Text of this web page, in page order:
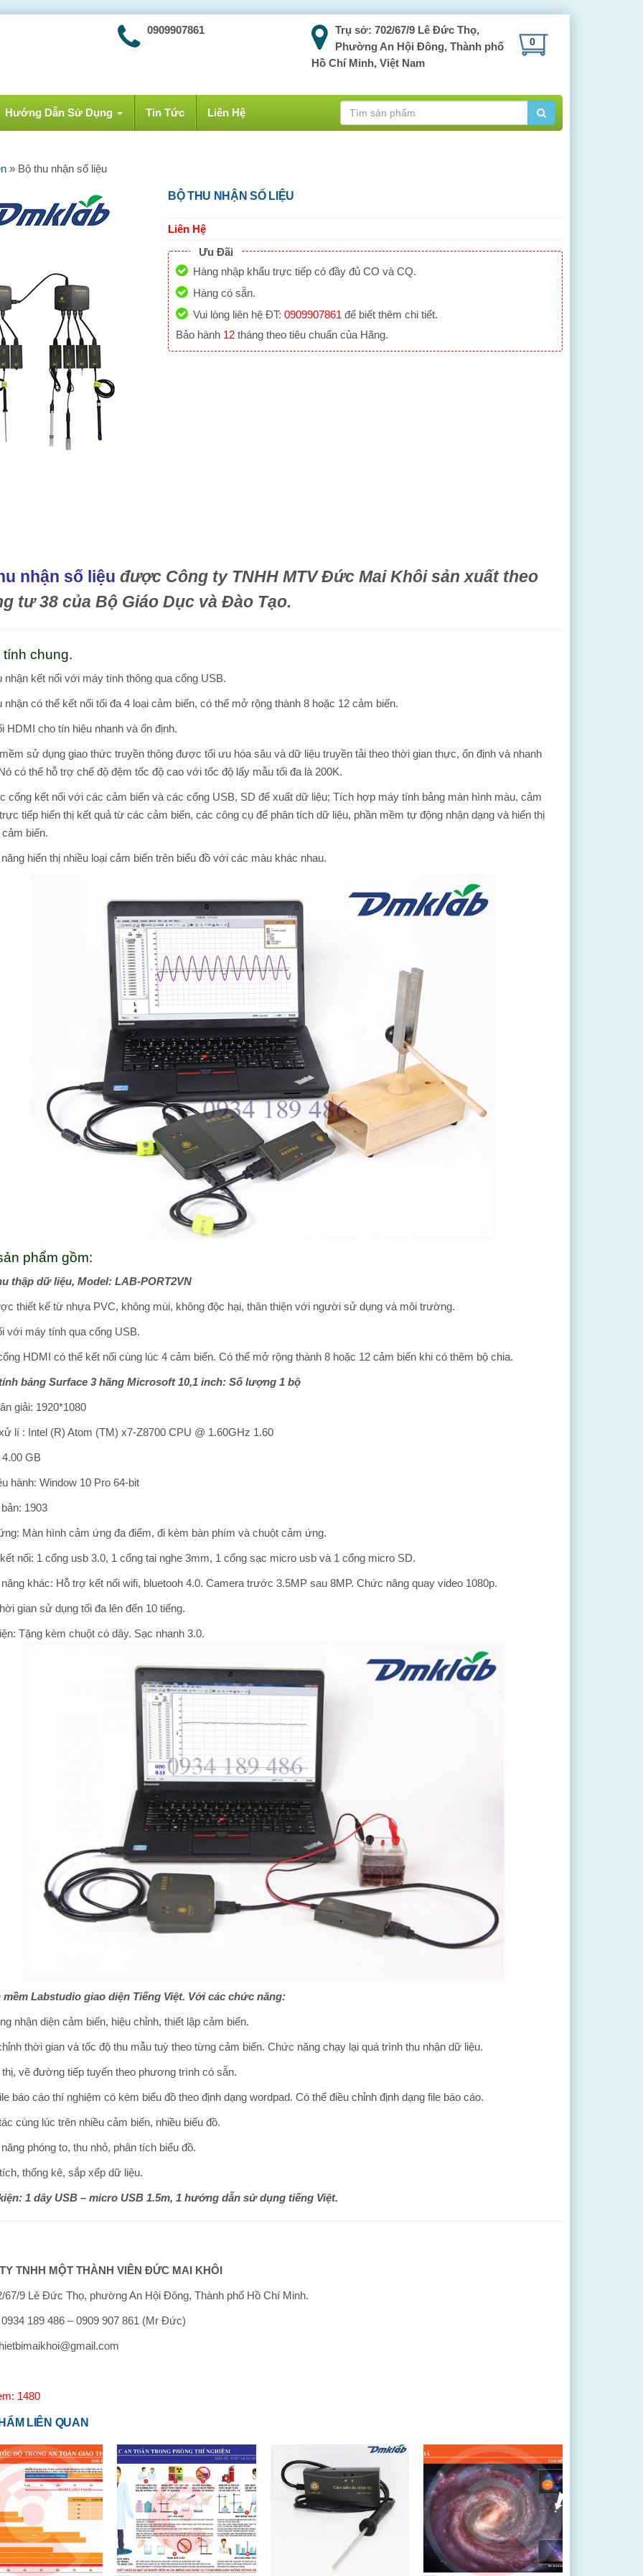
0909907861
Trụ sở: 702/67/9 Lê Đức Thọ,
Phường An Hội Đông, Thành phố
Hồ Chí Minh, Việt Nam
0
Hướng Dẫn Sử Dụng Tin Tức Liên Hệ
» Bộ thu nhận số liệu
BỘ THU NHẬN SỐ LIỆU
Liên Hệ
Ưu Đãi
Hàng nhập khẩu trực tiếp có đầy đủ CO và CQ.
Hàng có sẵn.
Vui lòng liên hệ ĐT: 0909907861 để biết thêm chi tiết.
Bảo hành 12 tháng theo tiêu chuẩn của Hãng.
nhận số liệu được Công ty TNHH MTV Đức Mai Khôi sản xuất theo
tư 38 của Bộ Giáo Dục và Đào Tạo.
chung.
nhận kết nối với máy tính thông qua cổng USB.
nhận có thể kết nối tối đa 4 loại cảm biến, có thể mở rộng thành 8 hoặc 12 cảm biến.
HDMI cho tín hiệu nhanh và ổn định.
sử dụng giao thức truyền thông được tối ưu hóa sâu và dữ liệu truyền tải theo thời gian thực, ổn định và nhanh
có thể hỗ trợ chế độ đệm tốc độ cao với tốc độ lấy mẫu tối đa là 200K.
cổng kết nối với các cảm biến và các cổng USB, SD để xuất dữ liệu; Tích hợp máy tính bảng màn hình màu, cảm
tiếp hiển thị kết quả từ các cảm biến, các công cụ để phân tích dữ liệu, phần mềm tự động nhận dạng và hiển thị
biến.
hiển thị nhiều loại cảm biến trên biểu đồ với các màu khác nhau.
phẩm gồm:
thập dữ liệu, Model: LAB-PORT2VN
thiết kế từ nhựa PVC, không mùi, không độc hại, thân thiện với người sử dụng và môi trường.
với máy tính qua cổng USB.
HDMI có thể kết nối cùng lúc 4 cảm biến. Có thể mở rộng thành 8 hoặc 12 cảm biến khi có thêm bộ chia.
bảng Surface 3 hãng Microsoft 10,1 inch: Số lượng 1 bộ
giải: 1920*1080
lí : Intel (R) Atom (TM) x7-Z8700 CPU @ 1.60GHz 1.60
GB
hành: Window 10 Pro 64-bit
1903
Màn hình cảm ứng đa điểm, đi kèm bàn phím và chuột cảm ứng.
nối: 1 cổng usb 3.0, 1 cổng tai nghe 3mm, 1 cổng sạc micro usb và 1 cổng micro SD.
khác: Hỗ trợ kết nối wifi, bluetooh 4.0. Camera trước 3.5MP sau 8MP. Chức năng quay video 1080p.
gian sử dụng tối đa lên đến 10 tiếng.
Tặng kèm chuột có dây. Sạc nhanh 3.0.
mềm Labstudio giao diện Tiếng Việt. Với các chức năng:
nhận diện cảm biến, hiệu chỉnh, thiết lập cảm biến.
thời gian và tốc độ thu mẫu tuỳ theo từng cảm biến. Chức năng chạy lại quá trình thu nhận dữ liệu.
thị, vẽ đường tiếp tuyến theo phương trình có sẵn.
báo cáo thí nghiệm có kèm biểu đồ theo định dạng wordpad. Có thể điều chỉnh định dạng file báo cáo.
cùng lúc trên nhiều cảm biến, nhiều biểu đồ.
phóng to, thu nhỏ, phân tích biểu đồ.
thống kê, sắp xếp dữ liệu.
1 dây USB – micro USB 1.5m, 1 hướng dẫn sử dụng tiếng Việt.
TNHH MỘT THÀNH VIÊN ĐỨC MAI KHÔI
67/9 Lê Đức Thọ, phường An Hội Đông, Thành phố Hồ Chí Minh.
0934 189 486 – 0909 907 861 (Mr Đức)
1480
LIÊN QUAN